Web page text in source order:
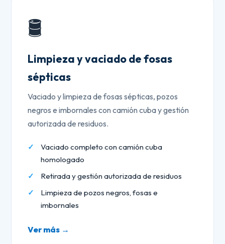
🛢️
Limpieza y vaciado de fosas
sépticas
Vaciado y limpieza de fosas sépticas, pozos
negros e imbornales con camión cuba y gestión
autorizada de residuos.
Vaciado completo con camión cuba
homologado
Retirada y gestión autorizada de residuos
Limpieza de pozos negros, fosas e
imbornales
Ver más →